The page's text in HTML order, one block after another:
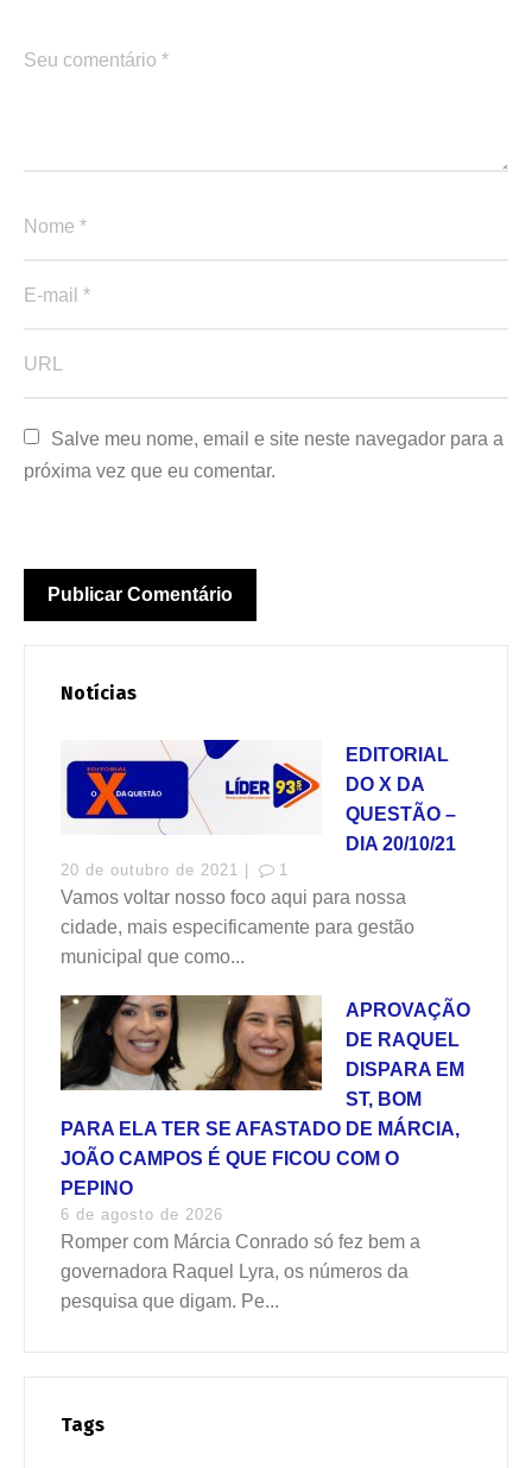
Salve meu nome, email e site neste navegador para a
próxima vez que eu comentar.
Notícias
EDITORIAL
DO X DA
QUESTÃO –
DIA 20/10/21
20 de outubro de 2021 | 1
Vamos voltar nosso foco aqui para nossa
cidade, mais especificamente para gestão
municipal que como...
APROVAÇÃO
DE RAQUEL
DISPARA EM
ST, BOM
PARA ELA TER SE AFASTADO DE MÁRCIA,
JOÃO CAMPOS É QUE FICOU COM O
PEPINO
6 de agosto de 2026
Romper com Márcia Conrado só fez bem a
governadora Raquel Lyra, os números da
pesquisa que digam. Pe...
Tags